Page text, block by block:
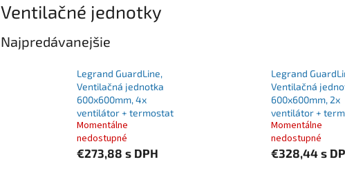
Ventilačné jednotky
Najpredávanejšie
Legrand GuardLine,
Ventilačná jednotka
600x600mm, 4x
ventilátor + termostat
Momentálne
nedostupné
€273,88 s DPH
Legrand
Ventilačná
600x600mm, 2x
ventilátor +
Momentálne
nedostupné
€328,44 s